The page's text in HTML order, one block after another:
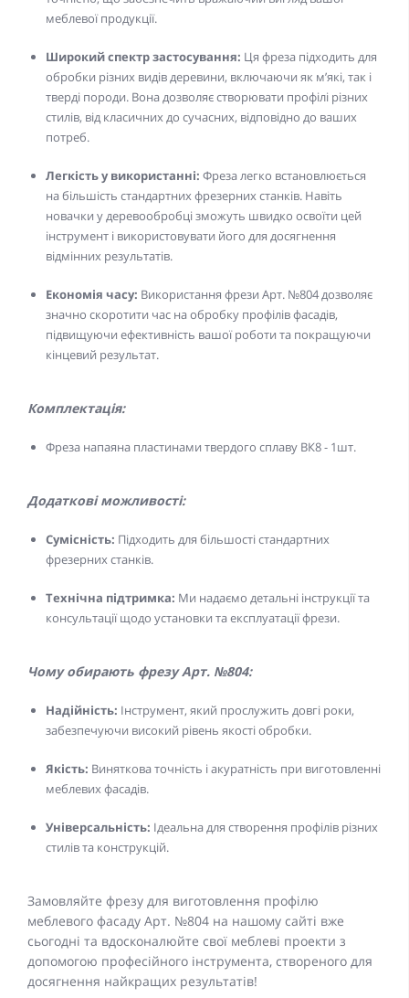
меблевої продукції.
Широкий спектр застосування: Ця фреза підходить для
обробки різних видів деревини, включаючи як м’які, так і
тверді породи. Вона дозволяє створювати профілі різних
стилів, від класичних до сучасних, відповідно до ваших
потреб.
Легкість у використанні: Фреза легко встановлюється
на більшість стандартних фрезерних станків. Навіть
новачки у деревообробці зможуть швидко освоїти цей
інструмент і використовувати його для досягнення
відмінних результатів.
Економія часу: Використання фрези Арт. №804 дозволяє
значно скоротити час на обробку профілів фасадів,
підвищуючи ефективність вашої роботи та покращуючи
кінцевий результат.
Комплектація:
Фреза напаяна пластинами твердого сплаву ВК8 - 1шт.
Додаткові можливості:
Сумісність: Підходить для більшості стандартних
фрезерних станків.
Технічна підтримка: Ми надаємо детальні інструкції та
консультації щодо установки та експлуатації фрези.
Чому обирають фрезу Арт. №804:
Надійність: Інструмент, який прослужить довгі роки,
забезпечуючи високий рівень якості обробки.
Якість: Виняткова точність і акуратність при виготовленні
меблевих фасадів.
Універсальність: Ідеальна для створення профілів різних
стилів та конструкцій.
Замовляйте фрезу для виготовлення профілю
меблевого фасаду Арт. №804 на нашому сайті вже
сьогодні та вдосконалюйте свої меблеві проекти з
допомогою професійного інструмента, створеного для
досягнення найкращих результатів!